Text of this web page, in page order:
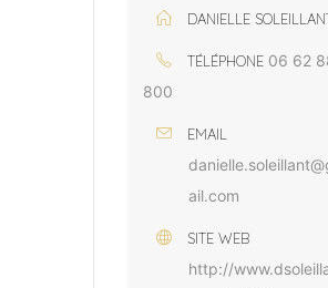
DANIELLE
TÉLÉPHONE 06 62
800
EMAIL
ail.com
SITE WEB
http://